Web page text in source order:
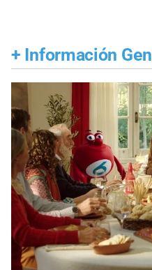
+ Información